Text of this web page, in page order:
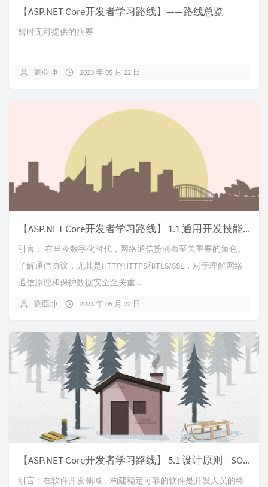
【ASP.NET Core开发者学习路线】——路线总览
暂时无可提供的摘要
劉亞坤 2023 年 05 月 22 日
【ASP.NET Core开发者学习路线】 1.1 通用开发技能—HTTP/HTTPS协议和TLS/SSL
引言： 在当今数字化时代，网络通信扮演着至关重要的角色。
了解通信协议，尤其是HTTP/HTTPS和TLS/SSL，对于理解网络
通信原理和保护数据安全至关重...
劉亞坤 2023 年 05 月 22 日
【ASP.NET Core开发者学习路线】 5.1 设计原则—SOLID
引言：在软件开发领域，构建稳定可靠的软件是开发人员的终